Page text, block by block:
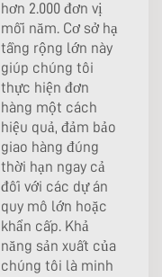
hơn 2.000 đơn vị
mỗi năm. Cơ sở hạ
tầng rộng lớn này
giúp chúng tôi
thực hiện đơn
hàng một cách
hiệu quả, đảm bảo
giao hàng đúng
thời hạn ngay cả
đối với các dự án
quy mô lớn hoặc
khẩn cấp. Khả
năng sản xuất của
chúng tôi là minh